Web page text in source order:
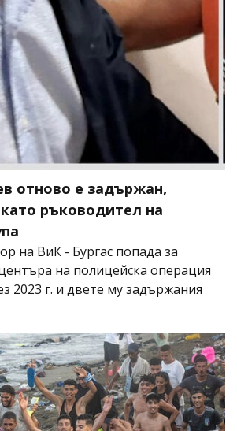
отново е задържан,
ръководител на
на ВиК - Бургас попада за
на полицейска операция
2023 г. и двете му задържания